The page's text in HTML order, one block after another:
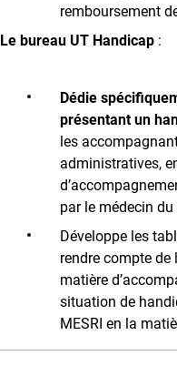
remboursement
Le bureau UT Handicap :
Dédie
présentant un
les
administratives,
par le médecin du
Développe les
rendre compte de
matière
situation de
MESRI en la